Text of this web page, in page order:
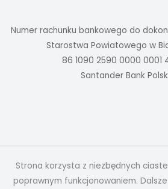
Numer rachunku bankowego do
Starostwa Powiatowego w
86 1090 2590 0000 0001
Santander Bank
Strona korzysta z niezbędnych
poprawnym funkcjonowaniem.